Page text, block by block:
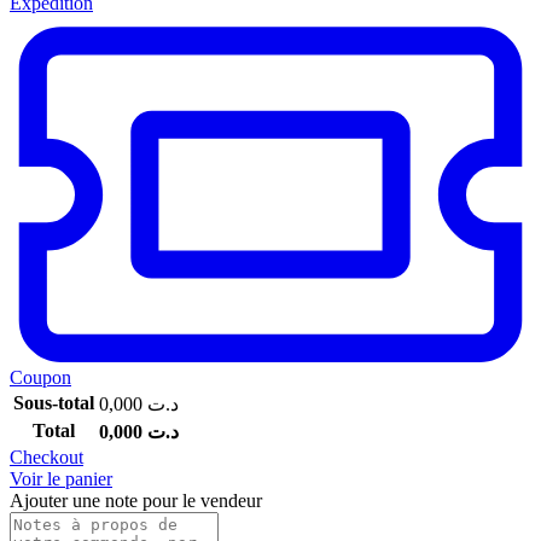
Coupon
Sous-total
د.ت
Total
د.ت
Checkout
Voir le panier
Ajouter une note pour le vendeur